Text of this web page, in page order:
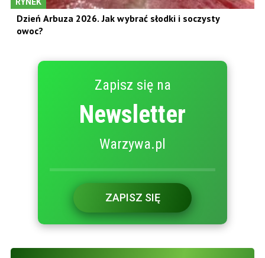
Dzień Arbuza 2026. Jak wybrać słodki i soczysty
owoc?
Zapisz się na
Newsletter
Warzywa.pl
ZAPISZ SIĘ